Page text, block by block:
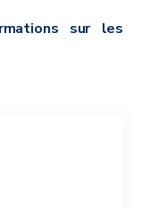
sur les